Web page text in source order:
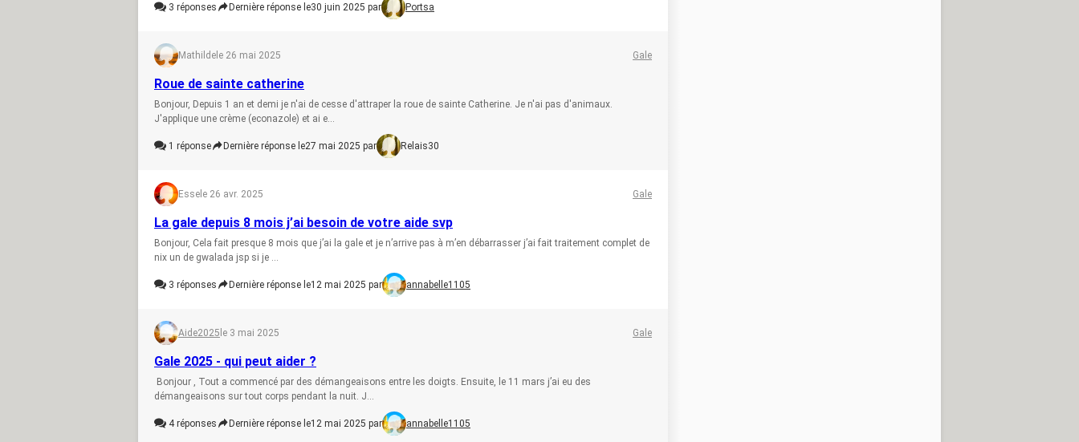
3 réponses Dernière réponse le30 juin 2025 par Portsa
Mathilde le 26 mai 2025 Gale
Roue de sainte catherine
Bonjour, Depuis 1 an et demi je n'ai de cesse d'attraper la roue de sainte Catherine. Je n'ai pas d'animaux.
J'applique une crème (econazole) et ai e...
1 réponse Dernière réponse le27 mai 2025 par Relais30
Esse le 26 avr. 2025 Gale
La gale depuis 8 mois j’ai besoin de votre aide svp
Bonjour, Cela fait presque 8 mois que j’ai la gale et je n’arrive pas à m’en débarrasser j’ai fait traitement complet de
nix un de gwalada jsp si je ...
3 réponses Dernière réponse le12 mai 2025 par annabelle1105
Aide2025 le 3 mai 2025 Gale
Gale 2025 - qui peut aider ?
Bonjour , Tout a commencé par des démangeaisons entre les doigts. Ensuite, le 11 mars j’ai eu des
démangeaisons sur tout corps pendant la nuit. J...
4réponses Dernière réponse le12 mai 2025 par annabelle1105